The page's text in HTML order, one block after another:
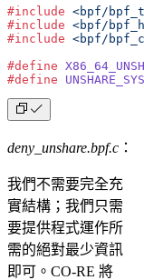
#include <bpf/
#include <bpf/
#include <bpf/
#define
#define
deny_unshare.bpf.c ：
我們不需要完全充
實結構；我們只需
要提供程式運作所
需的絕對最少資訊
即可。CO-RE 將